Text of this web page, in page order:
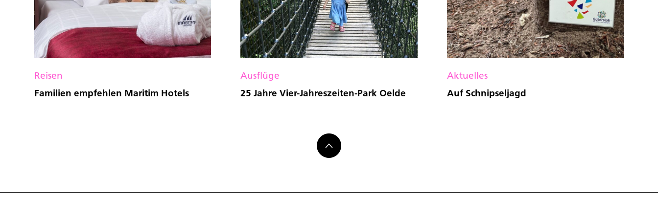
Reisen
Familien empfehlen Maritim Hotels
Ausflüge
25 Jahre Vier-Jahreszeiten-Park Oelde
Aktuelles
Auf Schnipseljagd